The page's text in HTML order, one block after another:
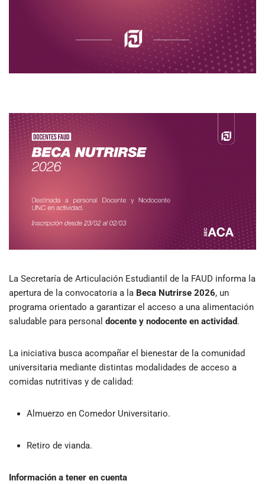
La Secretaría de Articulación Estudiantil de la FAUD informa la
apertura de la convocatoria a la Beca Nutrirse 2026, un
programa orientado a garantizar el acceso a una alimentación
saludable para personal docente y nodocente en actividad.
La iniciativa busca acompañar el bienestar de la comunidad
universitaria mediante distintas modalidades de acceso a
comidas nutritivas y de calidad:
Almuerzo en Comedor Universitario.
Retiro de vianda.
Información a tener en cuenta